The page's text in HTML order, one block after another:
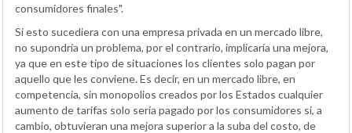
consumidores finales".
Si esto sucediera con una empresa privada en un mercado libre,
no supondría un problema, por el contrario, implicaría una mejora,
ya que en este tipo de situaciones los clientes solo pagan por
aquello que les conviene. Es decir, en un mercado libre, en
competencia, sin monopolios creados por los Estados cualquier
aumento de tarifas solo sería pagado por los consumidores si, a
cambio, obtuvieran una mejora superior a la suba del costo, de